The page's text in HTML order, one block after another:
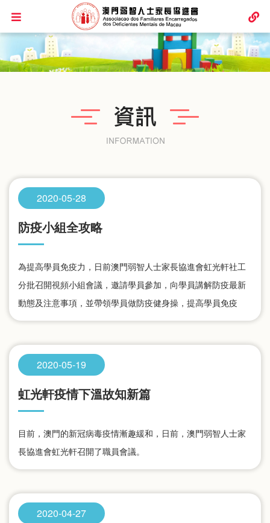
2020-05-28
防疫小組全攻略
為提高學員免疫力，日前澳門弱智人士家長協進會虹光軒社工
分批召開視頻小組會議，邀請學員參加，向學員講解防疫最新
動態及注意事項，並帶領學員做防疫健身操，提高學員免疫
力。
2020-05-19
虹光軒疫情下溫故知新篇
目前，澳門的新冠病毒疫情漸趣緩和，日前，澳門弱智人士家
長協進會虹光軒召開了職員會議。
2020-04-27